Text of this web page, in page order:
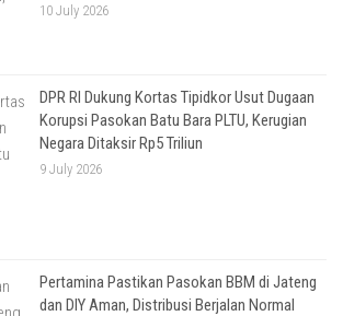
10 July 2026
DPR RI Dukung Kortas Tipidkor Usut Dugaan
Korupsi Pasokan Batu Bara PLTU, Kerugian
Negara Ditaksir Rp5 Triliun
9 July 2026
Pertamina Pastikan Pasokan BBM di Jateng
dan DIY Aman, Distribusi Berjalan Normal